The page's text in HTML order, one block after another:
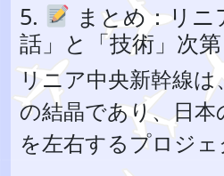
5.
まとめ：リニ
話」と「技術」次第
リニア中央新幹線
の結晶であり、日本
を左右するプロジェ